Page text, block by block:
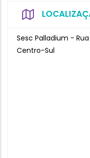
Sesc Palladium -
Centro-Sul